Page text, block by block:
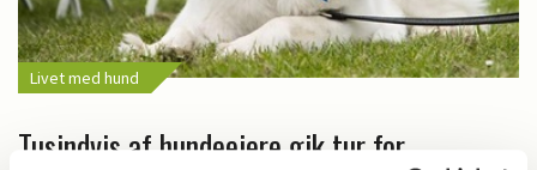
Livet med hund
Tusindvis af hundeejere gik tur for